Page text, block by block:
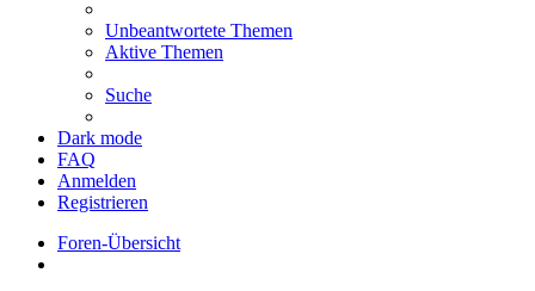
Unbeantwortete Themen
Aktive Themen
Suche
Dark mode
FAQ
Anmelden
Registrieren
Foren-Übersicht